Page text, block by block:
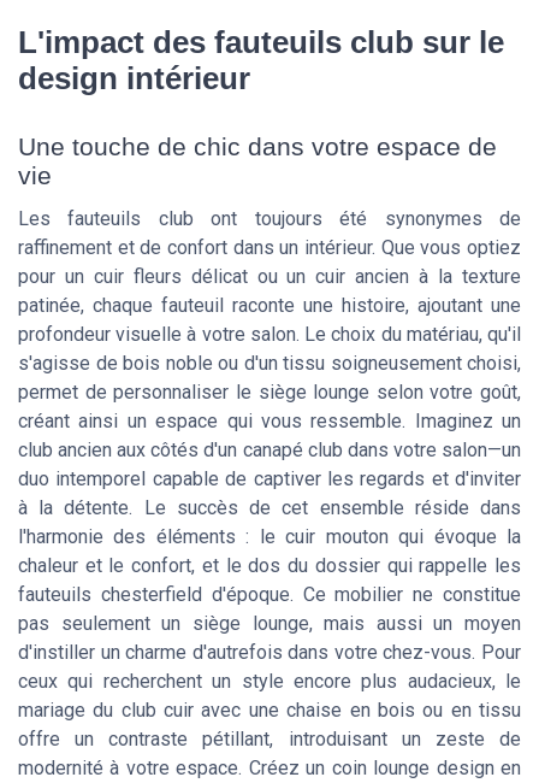
L'impact des fauteuils club sur le
design intérieur
Une touche de chic dans votre espace de
vie
Les fauteuils club ont toujours été synonymes de
raffinement et de confort dans un intérieur. Que vous optiez
pour un cuir fleurs délicat ou un cuir ancien à la texture
patinée, chaque fauteuil raconte une histoire, ajoutant une
profondeur visuelle à votre salon. Le choix du matériau, qu'il
s'agisse de bois noble ou d'un tissu soigneusement choisi,
permet de personnaliser le siège lounge selon votre goût,
créant ainsi un espace qui vous ressemble. Imaginez un
club ancien aux côtés d'un canapé club dans votre salon—un
duo intemporel capable de captiver les regards et d'inviter
à la détente. Le succès de cet ensemble réside dans
l'harmonie des éléments : le cuir mouton qui évoque la
chaleur et le confort, et le dos du dossier qui rappelle les
fauteuils chesterfield d'époque. Ce mobilier ne constitue
pas seulement un siège lounge, mais aussi un moyen
d'instiller un charme d'autrefois dans votre chez-vous. Pour
ceux qui recherchent un style encore plus audacieux, le
mariage du club cuir avec une chaise en bois ou en tissu
offre un contraste pétillant, introduisant un zeste de
modernité à votre espace. Créez un coin lounge design en